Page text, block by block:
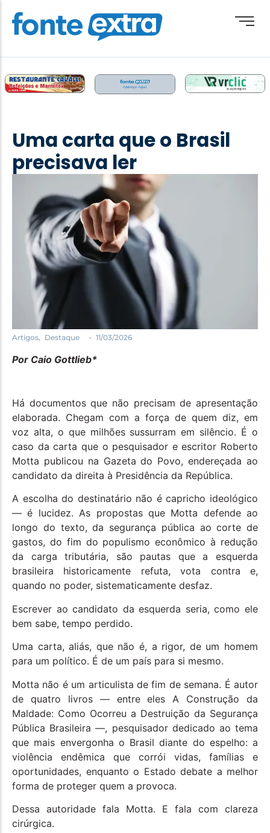
Destaque
Esporte
Obituário
Paraguai
Paraná
Política
Santa Helena e Região
Saúde e Bem-Estar
Uma carta que o Brasil
precisava ler
Artigos, Destaque - 11/03/2026
Por Caio Gottlieb*
Há documentos que não precisam de apresentação
elaborada. Chegam com a força de quem diz, em
voz alta, o que milhões sussurram em silêncio. É o
caso da carta que o pesquisador e escritor Roberto
Motta publicou na Gazeta do Povo, endereçada ao
candidato da direita à Presidência da República.
A escolha do destinatário não é capricho ideológico
— é lucidez. As propostas que Motta defende ao
longo do texto, da segurança pública ao corte de
gastos, do fim do populismo econômico à redução
da carga tributária, são pautas que a esquerda
brasileira historicamente refuta, vota contra e,
quando no poder, sistematicamente desfaz.
Escrever ao candidato da esquerda seria, como ele
bem sabe, tempo perdido.
Uma carta, aliás, que não é, a rigor, de um homem
para um político. É de um país para si mesmo.
Motta não é um articulista de fim de semana. É autor
de quatro livros — entre eles A Construção da
Maldade: Como Ocorreu a Destruição da Segurança
Pública Brasileira —, pesquisador dedicado ao tema
que mais envergonha o Brasil diante do espelho: a
violência endêmica que corrói vidas, famílias e
oportunidades, enquanto o Estado debate a melhor
forma de proteger quem a provoca.
Dessa autoridade fala Motta. E fala com clareza
cirúrgica.